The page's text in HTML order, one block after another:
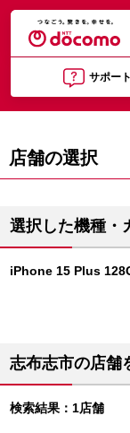
サポート
店舗の選択
選択した機種・
iPhone 15 Plus
志布志市の店舗
検索結果：1店舗